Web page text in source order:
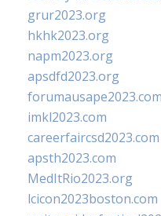
grur2023.org
hkhk2023.org
napm2023.org
apsdfd2023.org
forumausape2023.com
imkl2023.com
careerfaircsd2023.com
apsth2023.com
MedItRio2023.org
lcicon2023boston.com